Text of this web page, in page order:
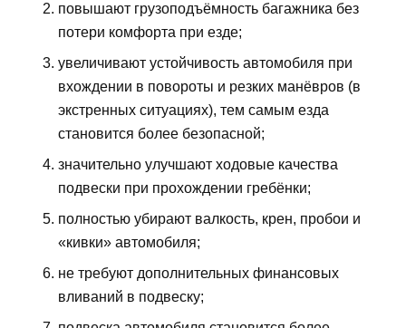
повышают грузоподъёмность багажника без
потери комфорта при езде;
увеличивают устойчивость автомобиля при
вхождении в повороты и резких манёвров (в
экстренных ситуациях), тем самым езда
становится более безопасной;
значительно улучшают ходовые качества
подвески при прохождении гребёнки;
полностью убирают валкость, крен, пробои и
«кивки» автомобиля;
не требуют дополнительных финансовых
вливаний в подвеску;